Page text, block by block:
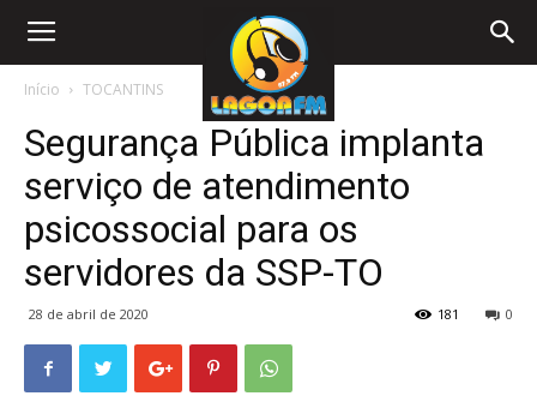
Início TOCANTINS
Segurança Pública implanta
serviço de atendimento
psicossocial para os
servidores da SSP-TO
28 de abril de 2020 0
181